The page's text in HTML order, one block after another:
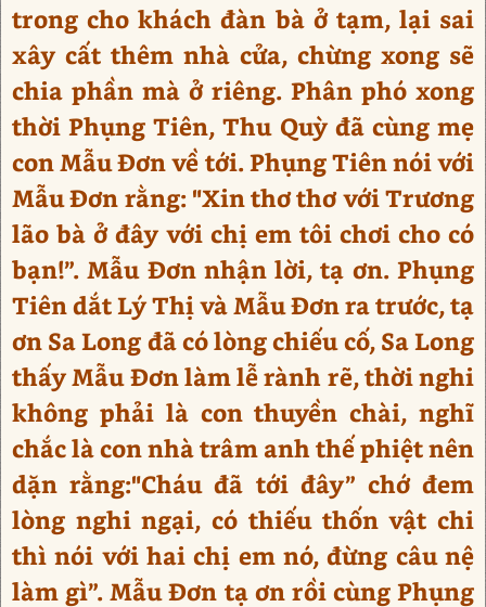
trong cho khách đàn bà ở tạm, lại sai
xây cất thêm nhà cửa, chừng xong sẽ
chia phần mà ở riêng. Phân phó xong
thời Phụng Tiên, Thu Quỳ đã cùng mẹ
con Mẫu Đơn về tới. Phụng Tiên nói với
Mẫu Đơn rằng: "Xin thơ thơ với Trương
lão bà ở đây với chị em tôi chơi cho có
bạn!”. Mẫu Đơn nhận lời, tạ ơn. Phụng
Tiên dắt Lý Thị và Mẫu Đơn ra trước, tạ
ơn Sa Long đã có lòng chiếu cố, Sa Long
thấy Mẫu Đơn làm lễ rành rẽ, thời nghi
không phải là con thuyền chài, nghĩ
chắc là con nhà trâm anh thế phiệt nên
dặn rằng:"Cháu đã tới đây” chớ đem
lòng nghi ngại, có thiếu thốn vật chi
thì nói với hai chị em nó, đừng câu nệ
làm gì”. Mẫu Đơn tạ ơn rồi cùng Phụng